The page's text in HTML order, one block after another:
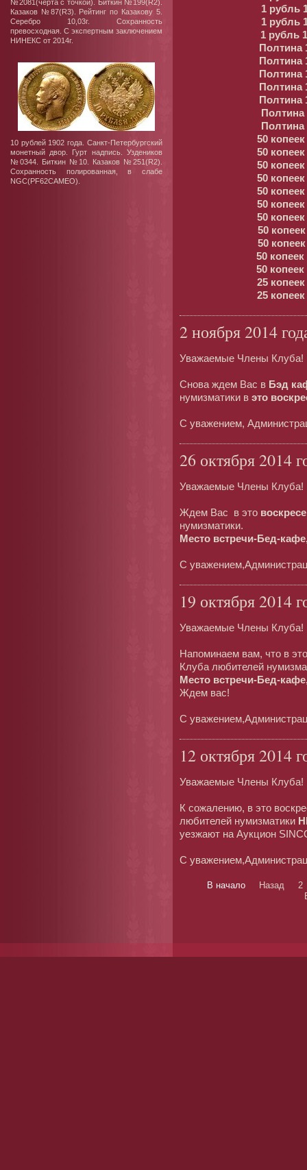
№2081(черта с точкой). Биткин №199(R2).
Казаков №87(R3). Рейтинг по Казакову 5.
Серебро 10,03г. Сохранность
превосходная. С экспертным заключением
НИНЕКС от 2014г.
10 рублей 1902 года. Санкт-Петербургский
монетный двор. Гурт надпись. Уздеников
№0344. Биткин №10. Казаков №251(R2).
Сохранность полированная, в слабе
NGC(PF62CAMEO).
1 рубль
1 рубль
1 рубль
Полтина
Полтина
Полтина
Полтина
Полтина
Полтина
Полтина
50
50
50
50
50
50
50
50
50
50
50
25
25
2 ноября 2014
Уважаемые Члены Клуба!
Снова ждем Вас в Бэд
нумизматики в это
С уважением,
26 октября 2014
Уважаемые Члены Клуба!
Ждем Вас в это
нумизматики.
Место встречи-Бед-
С
19 октября 2014
Уважаемые Члены Клуба!
Напоминаем вам, что в
Клуба любителей
Место встречи-Бед-
Ждем вас!
С
12 октября 2014
Уважаемые Члены Клуба!
К сожалению, в это
любителей нумизматики
уезжают на Аукцион
С
В начало Назад
2